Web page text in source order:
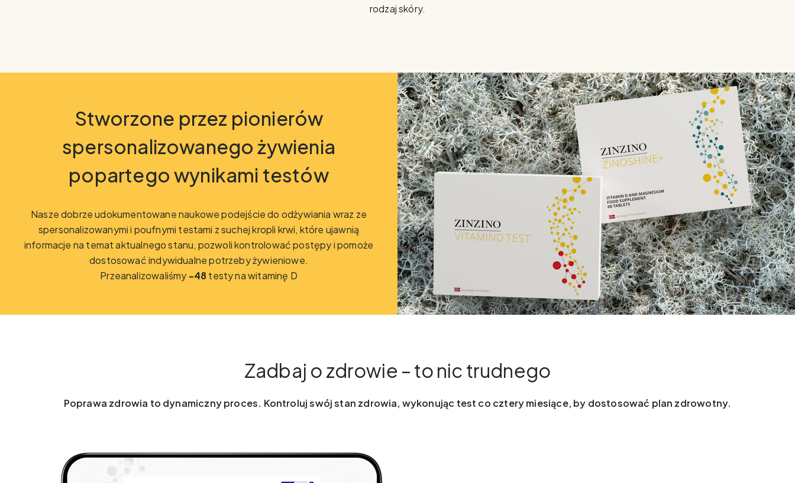
rodzaj skóry.
Stworzone przez pionierów
spersonalizowanego żywienia
popartego wynikami testów
Nasze dobrze udokumentowane naukowe podejście do odżywiania wraz ze
spersonalizowanymi i poufnymi testami z suchej kropli krwi, które ujawnią
informacje na temat aktualnego stanu, pozwoli kontrolować postępy i pomoże
dostosować indywidualne potrzeby żywieniowe.
Przeanalizowaliśmy -48testy na witaminę D
Zadbaj o zdrowie – to nic trudnego
Poprawa zdrowia to dynamiczny proces. Kontroluj swój stan zdrowia, wykonując test co cztery miesiące, by dostosować plan zdrowotny.